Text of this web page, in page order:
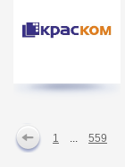
1 ... 559